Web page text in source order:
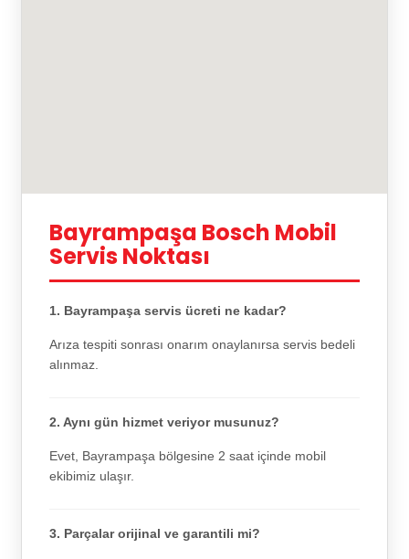
Bayrampaşa Bosch Mobil
Servis Noktası
1. Bayrampaşa servis ücreti ne kadar?
Arıza tespiti sonrası onarım onaylanırsa servis bedeli
alınmaz.
2. Aynı gün hizmet veriyor musunuz?
Evet, Bayrampaşa bölgesine 2 saat içinde mobil
ekibimiz ulaşır.
3. Parçalar orijinal ve garantili mi?